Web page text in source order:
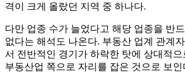
격이 크게 올랐던 지역 중 하나다.
다만 업종 수가 늘었다고 해당 업종을 반
없다는 해석도 나온다. 부동산 업계 관계
서 전반적인 경기가 하락한 탓에 상대적
부동산업 쪽으로 자리를 잡은 것으로 보